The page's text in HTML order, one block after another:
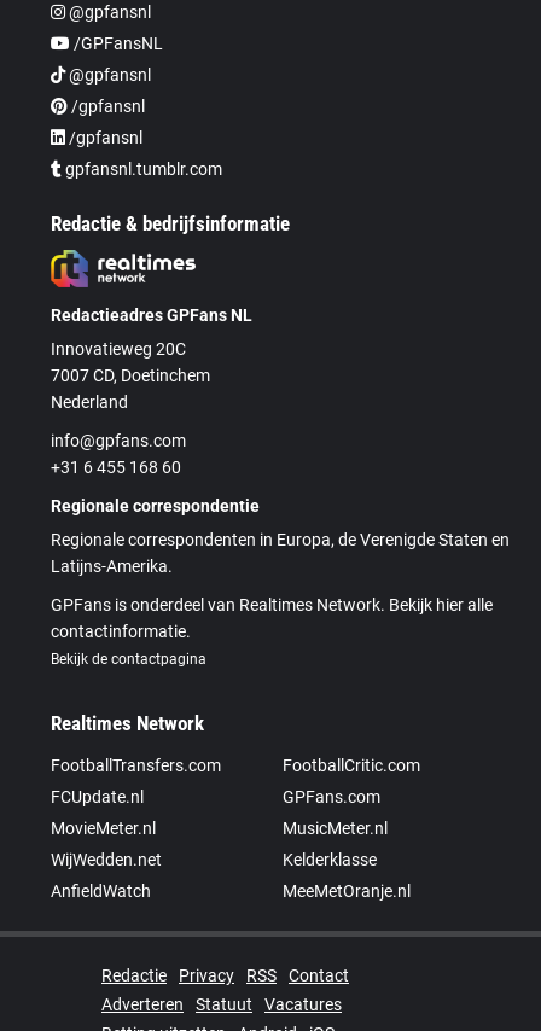
@gpfansnl
/GPFansNL
@gpfansnl
/gpfansnl
/gpfansnl
gpfansnl.tumblr.com
Redactie & bedrijfsinformatie
Redactieadres GPFans NL
Innovatieweg 20C
7007 CD, Doetinchem
Nederland
info@gpfans.com
+31 6 455 168 60
Regionale correspondentie
Regionale correspondenten in Europa, de Verenigde Staten en
Latijns-Amerika.
GPFans is onderdeel van Realtimes Network. Bekijk hier alle
contactinformatie.
Bekijk de contactpagina
Realtimes Network
FootballTransfers.com
FootballCritic.com
FCUpdate.nl
GPFans.com
MovieMeter.nl
MusicMeter.nl
WijWedden.net
Kelderklasse
AnfieldWatch
MeeMetOranje.nl
Redactie Privacy RSS
Contact
Adverteren
Statuut
Vacatures